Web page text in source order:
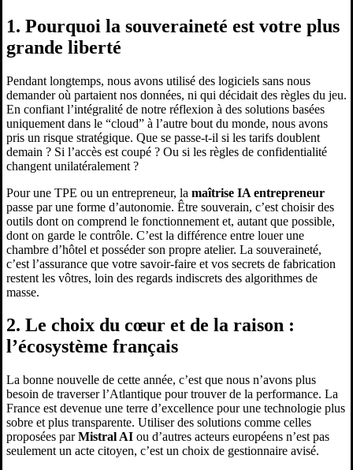
1. Pourquoi la souveraineté est votre plus
grande liberté
Pendant longtemps, nous avons utilisé des logiciels sans nous
demander où partaient nos données, ni qui décidait des règles du jeu.
En confiant l’intégralité de notre réflexion à des solutions basées
uniquement dans le “cloud” à l’autre bout du monde, nous avons
pris un risque stratégique. Que se passe-t-il si les tarifs doublent
demain ? Si l’accès est coupé ? Ou si les règles de confidentialité
changent unilatéralement ?
Pour une TPE ou un entrepreneur, la maîtrise IA entrepreneur
passe par une forme d’autonomie. Être souverain, c’est choisir des
outils dont on comprend le fonctionnement et, autant que possible,
dont on garde le contrôle. C’est la différence entre louer une
chambre d’hôtel et posséder son propre atelier. La souveraineté,
c’est l’assurance que votre savoir-faire et vos secrets de fabrication
restent les vôtres, loin des regards indiscrets des algorithmes de
masse.
2. Le choix du cœur et de la raison :
l’écosystème français
La bonne nouvelle de cette année, c’est que nous n’avons plus
besoin de traverser l’Atlantique pour trouver de la performance. La
France est devenue une terre d’excellence pour une technologie plus
sobre et plus transparente. Utiliser des solutions comme celles
proposées parMistral AI ou d’autres acteurs européens n’est pas
seulement un acte citoyen, c’est un choix de gestionnaire avisé.